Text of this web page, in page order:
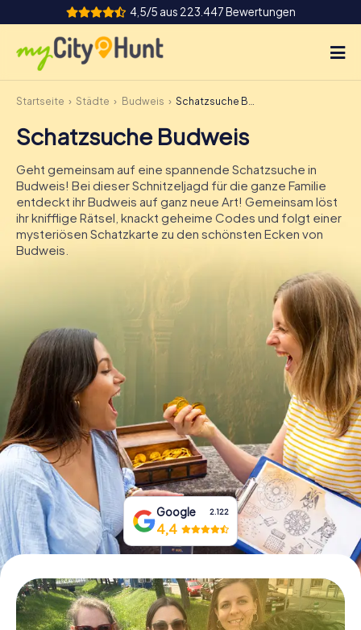
4,5/5 aus 223.447 Bewertungen
So funktioniert's
Städte
Touren
Teamevent
Tickets
DE
IE
IT
Tickets buchen
Gutscheine bestellen
Startseite Städte Budweis Schatzsuche Budweis
Schatzsuche Budweis
Geht gemeinsam auf eine spannende Schatzsuche in
Budweis! Bei dieser Schnitzeljagd für die ganze Familie
entdeckt ihr Budweis auf ganz neue Art! Gemeinsam löst
ihr knifflige Rätsel, knackt geheime Codes und folgt einer
mysteriösen Schatzkarte zu den schönsten Ecken von
Budweis.
Google 2.122
4,4